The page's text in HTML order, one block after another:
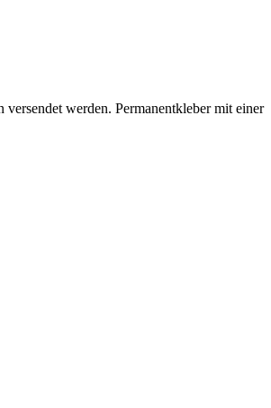
werden. Permanentkleber mit einer